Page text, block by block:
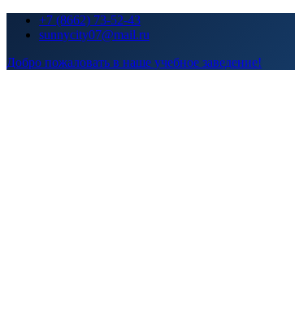
Перейти+7 (8662) 73-52-43
sunnycity07@mail.ru
Добро пожаловать в наше учебное заведение!